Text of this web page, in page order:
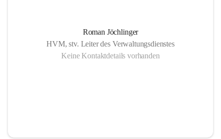
Roman Jöchlinger
HVM, stv. Leiter des Verwaltungsdienstes
Keine Kontaktdetails vorhanden